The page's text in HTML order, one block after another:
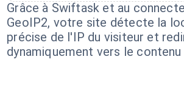
Grâce à Swiftask et au
GeoIP2, votre site détecte la
précise de l'IP du visiteur et
dynamiquement vers le